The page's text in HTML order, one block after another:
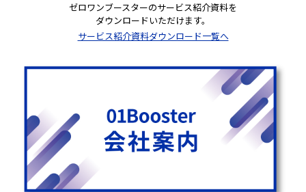
ゼロワンブースターのサービス紹介資料を
ダウンロードいただけます。
サービス紹介資料ダウンロード一覧へ